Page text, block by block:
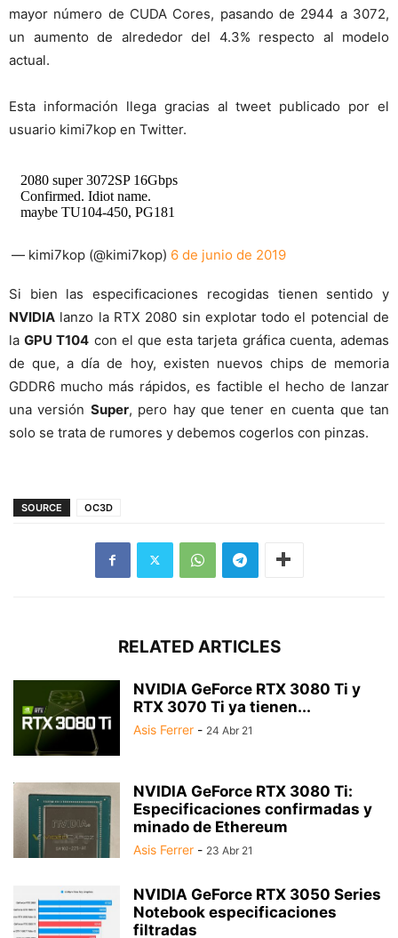
mayor número de CUDA Cores, pasando de 2944 a 3072,
un aumento de alrededor del 4.3% respecto al modelo
actual.
Esta información llega gracias al tweet publicado por el
usuario kimi7kop en Twitter.
2080 super 3072SP 16Gbps
Confirmed. Idiot name.
maybe TU104-450, PG181
— kimi7kop (@kimi7kop) 6 de junio de 2019
Si bien las especificaciones recogidas tienen sentido y
NVIDIA lanzo la RTX 2080 sin explotar todo el potencial de
laGPU T104 con el que esta tarjeta gráfica cuenta, ademas
de que, a día de hoy, existen nuevos chips de memoria
GDDR6 mucho más rápidos, es factible el hecho de lanzar
una versión Super, pero hay que tener en cuenta que tan
solo se trata de rumores y debemos cogerlos con pinzas.
SOURCE OC3D
RELATED ARTICLES
NVIDIA GeForce RTX 3080 Ti y
RTX 3070 Ti ya tienen...
Asis Ferrer - 24 Abr 21
NVIDIA GeForce RTX 3080 Ti:
Especificaciones confirmadas y
minado de Ethereum
Asis Ferrer - 23 Abr 21
NVIDIA GeForce RTX 3050 Series
Notebook especificaciones
filtradas